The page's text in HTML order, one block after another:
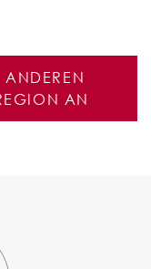
ANDEREN
AN